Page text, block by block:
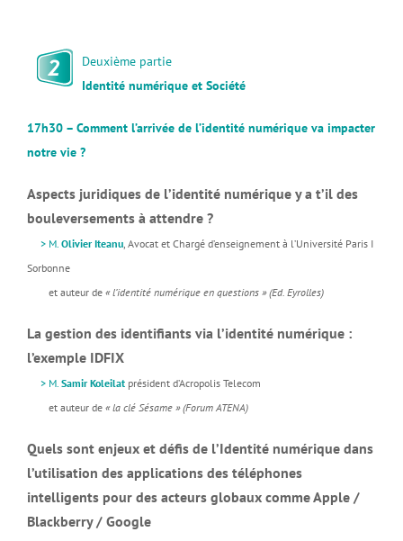
Deuxième partie
Identité numérique et Société
17h30 – Comment l’arrivée de l’identité numérique va impacter
notre vie ?
Aspects juridiques de l’identité numérique y a t’il des
bouleversements à attendre ?
> M. Olivier Iteanu, Avocat et Chargé d’enseignement à l’Université Paris I
Sorbonne
et auteur de « l’identité numérique en questions » (Ed. Eyrolles)
La gestion des identifiants via l’identité numérique :
l’exemple IDFIX
> M. Samir Koleilat président d’Acropolis Telecom
et auteur de « la clé Sésame »(Forum ATENA)
Quels sont enjeux et défis de l’Identité numérique dans
l’utilisation des applications des téléphones
intelligents pour des acteurs globaux comme Apple /
Blackberry / Google